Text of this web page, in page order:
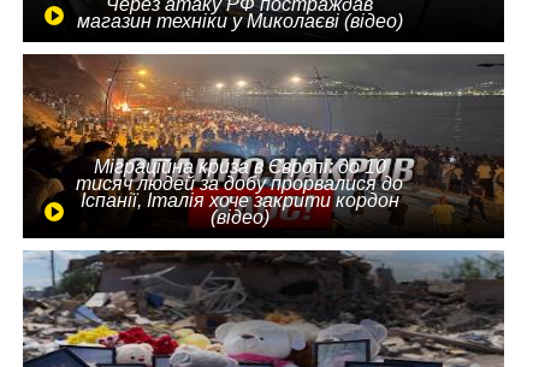
магазин техніки у Миколаєві (відео)
Міграційна криза в Європі: до 10
тисяч людей за добу прорвалися до
Іспанії, Італія хоче закрити кордон
(відео)